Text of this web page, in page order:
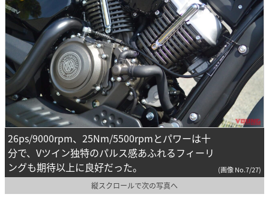
26ps/9000rpm、25Nm/5500rpmとパワーは十
分で、Vツイン独特のパルス感あふれるフィーリ
ングも期待以上に良好だった。
(画像 No.7/27)
縦スクロールで次の写真へ